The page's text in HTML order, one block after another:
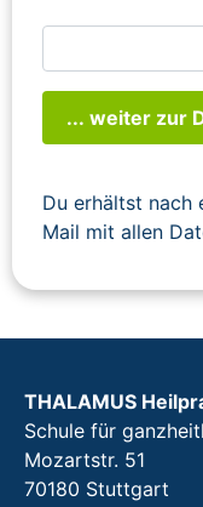
... weiter zur
Du erhältst nach
Mail mit allen
THALAMUS
Schule für
Mozartstr. 51
70180 Stuttgart